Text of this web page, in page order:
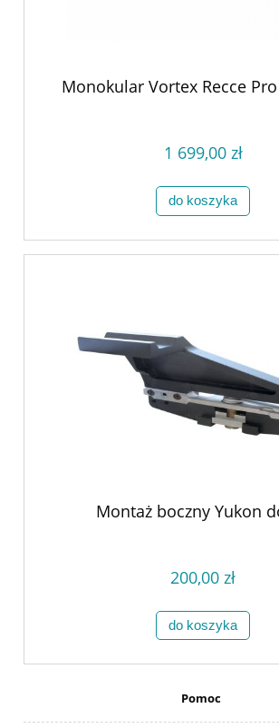
Monokular Vortex Recce
1 699,00 zł
do koszyka
Montaż boczny Yukon
200,00 zł
do koszyka
Pomoc